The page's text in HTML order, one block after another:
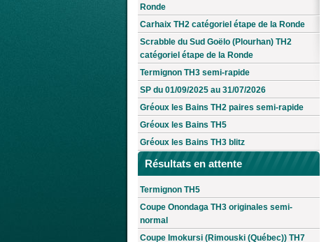
Ronde
Carhaix TH2 catégoriel étape de la Ronde
Scrabble du Sud Goëlo (Plourhan) TH2
catégoriel étape de la Ronde
Termignon TH3 semi-rapide
SP du 01/09/2025 au 31/07/2026
Gréoux les Bains TH2 paires semi-rapide
Gréoux les Bains TH5
Gréoux les Bains TH3 blitz
Résultats en attente
Termignon TH5
Coupe Onondaga TH3 originales semi-
normal
Coupe Imokursi (Rimouski (Québec)) TH7